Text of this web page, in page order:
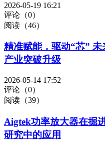
2026-05-19 16:21
评论（0）
阅读（46）
精准赋能，驱动“芯”
产业突破升级
2026-05-14 17:52
评论（0）
阅读（39）
Aigtek功率放大器在掘
研究中的应用